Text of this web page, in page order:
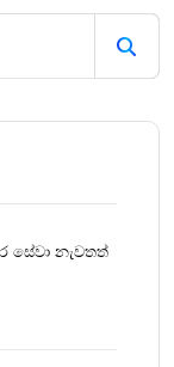
සේවා නැවතත්